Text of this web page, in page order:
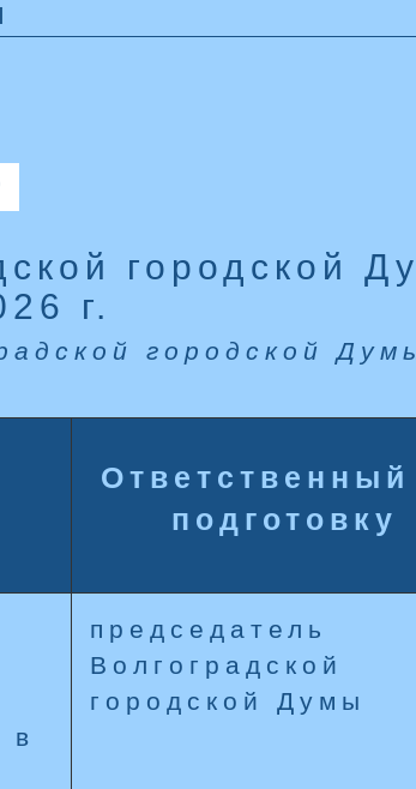
городской
г.
городской
Ответственный
подготовку
в
председатель
Волгоградской
городской Думы